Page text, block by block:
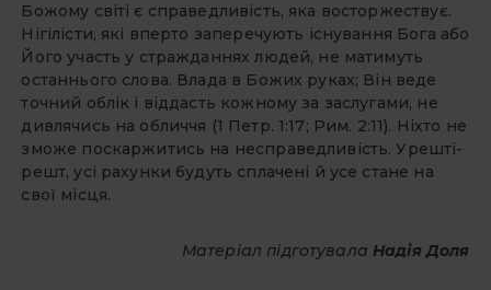
Божому світі є справедливість, яка восторжествує.
Нігілісти, які вперто заперечують існування Бога або
Його участь у стражданнях людей, не матимуть
останнього слова. Влада в Божих руках; Він веде
точний облік і віддасть кожному за заслугами, не
дивлячись на обличчя (1 Петр. 1:17; Рим. 2:11). Ніхто не
зможе поскаржитись на несправедливість. Урешті-
решт, усі рахунки будуть сплачені й усе стане на
свої місця.
Матеріал підготувала Надія Доля